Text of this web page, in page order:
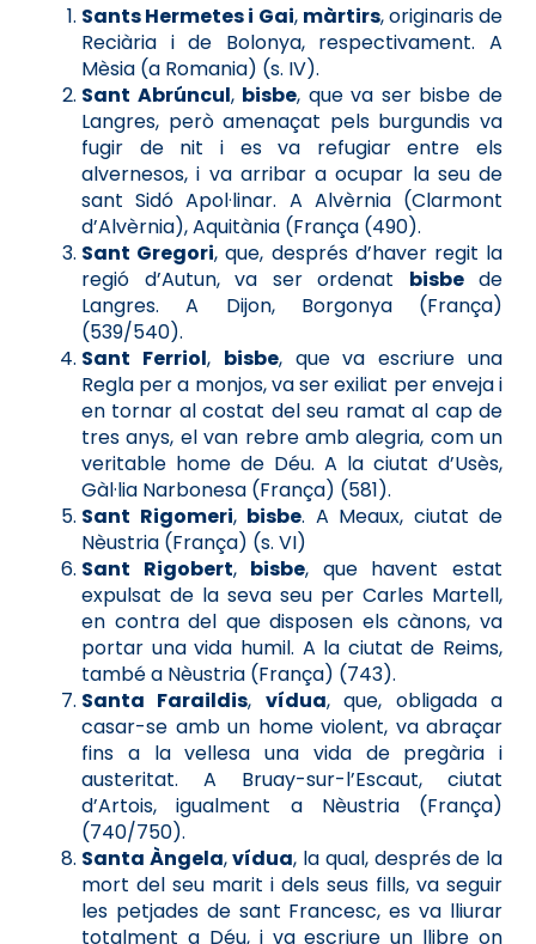
Sants Hermetes i Gai, màrtirs, originaris de
Reciària i de Bolonya, respectivament. A
Mèsia (a Romania) (s. IV).
Sant Abrúncul, bisbe, que va ser bisbe de
Langres, però amenaçat pels burgundis va
fugir de nit i es va refugiar entre els
alvernesos, i va arribar a ocupar la seu de
sant Sidó Apol·linar. A Alvèrnia (Clarmont
d’Alvèrnia), Aquitània (França (490).
Sant Gregori, que, després d’haver regit la
regió d’Autun, va ser ordenat bisbede
Langres. A Dijon, Borgonya (França)
(539/540).
Sant Ferriol, bisbe, que va escriure una
Regla per a monjos, va ser exiliat per enveja i
en tornar al costat del seu ramat al cap de
tres anys, el van rebre amb alegria, com un
veritable home de Déu. A la ciutat d’Usès,
Gàl·lia Narbonesa (França) (581).
Sant Rigomeri, bisbe. A Meaux, ciutat de
Nèustria (França) (s. VI)
Sant Rigobert, bisbe, que havent estat
expulsat de la seva seu per Carles Martell,
en contra del que disposen els cànons, va
portar una vida humil. A la ciutat de Reims,
també a Nèustria (França) (743).
Santa Faraildis, vídua, que, obligada a
casar-se amb un home violent, va abraçar
fins a la vellesa una vida de pregària i
austeritat. A Bruay-sur-l’Escaut, ciutat
d’Artois, igualment a Nèustria (França)
(740/750).
Santa Àngela,vídua, la qual, després de la
mort del seu marit i dels seus fills, va seguir
les petjades de sant Francesc, es va lliurar
totalment a Déu, i va escriure un llibre on